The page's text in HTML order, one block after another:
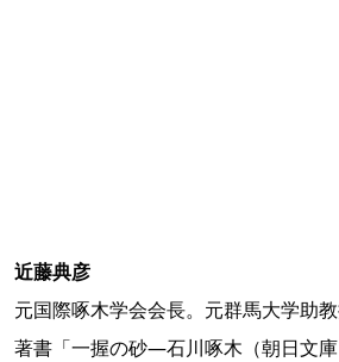
近藤典彦
元国際啄木学会会長。元群馬大学助教
著書「一握の砂―石川啄木（朝日文